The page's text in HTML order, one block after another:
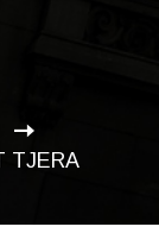
TJERA